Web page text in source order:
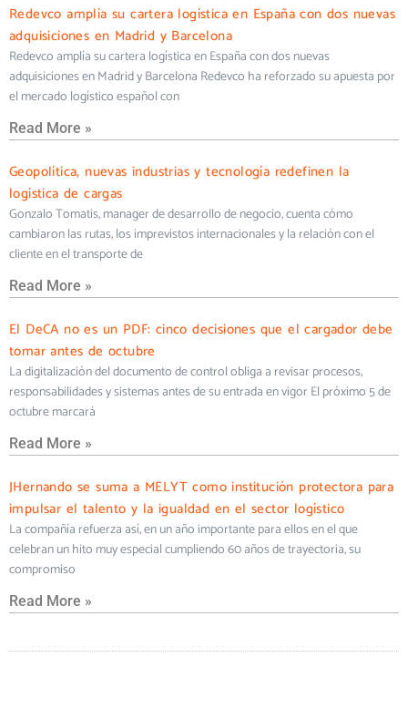
Redevco amplía su cartera logística en España con dos nuevas
adquisiciones en Madrid y Barcelona
Redevco amplía su cartera logística en España con dos nuevas
adquisiciones en Madrid y Barcelona Redevco ha reforzado su apuesta por
el mercado logístico español con
Read More »
Geopolítica, nuevas industrias y tecnología redefinen la
logística de cargas
Gonzalo Tomatis, manager de desarrollo de negocio, cuenta cómo
cambiaron las rutas, los imprevistos internacionales y la relación con el
cliente en el transporte de
Read More »
El DeCA no es un PDF: cinco decisiones que el cargador debe
tomar antes de octubre
La digitalización del documento de control obliga a revisar procesos,
responsabilidades y sistemas antes de su entrada en vigor El próximo 5 de
octubre marcará
Read More »
JHernando se suma a MELYT como institución protectora para
impulsar el talento y la igualdad en el sector logístico
La compañía refuerza así, en un año importante para ellos en el que
celebran un hito muy especial cumpliendo 60 años de trayectoria, su
compromiso
Read More »